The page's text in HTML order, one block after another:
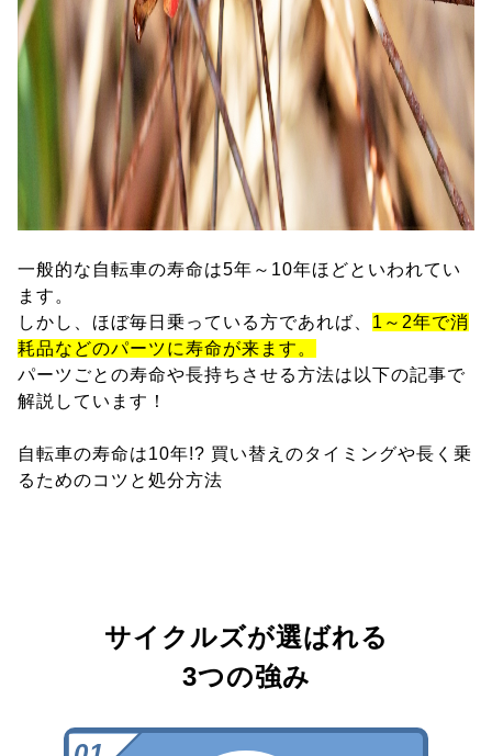
一般的な自転車の寿命は5年～10年ほどといわれてい
ます。
しかし、ほぼ毎日乗っている方であれば、 1～2年で消
耗品などのパーツに寿命が来ます。
パーツごとの寿命や長持ちさせる方法は以下の記事で
解説しています！
自転車の寿命は10年!? 買い替えのタイミングや長く乗
るためのコツと処分方法
サイクルズが選ばれる
3つの強み